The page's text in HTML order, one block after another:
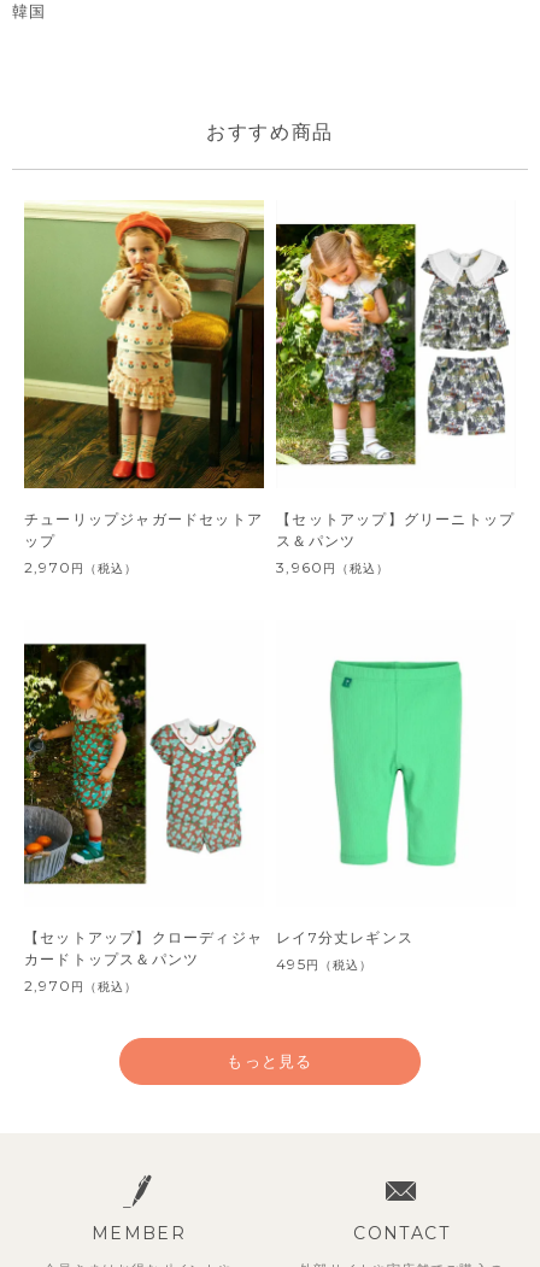
韓国
おすすめ商品
チューリップジャガードセットア
ップ
2,970 円 （税込）
【セットアップ】グリーニトップ
ス＆パンツ
3,960 円 （税込）
【セットアップ】クローディジャ
カードトップス＆パンツ
2,970 円 （税込）
レイ7分丈レギンス
495円 （税込）
もっと見る
MEMBER CONTACT